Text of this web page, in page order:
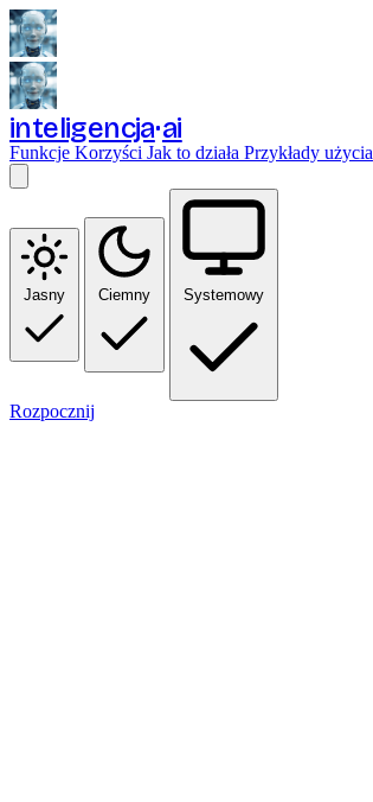
inteligencja ai
Funkcje Korzyści Jak to działa Przykłady użycia
Jasny Ciemny Systemowy
Rozpocznij